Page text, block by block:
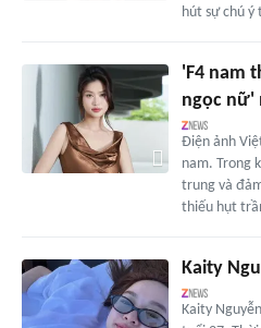
hút sự chú ý
'F4 nam
ngọc nữ'
Điện ảnh
nam. Trong
trung và
thiếu hụt
Kaity
Kaity